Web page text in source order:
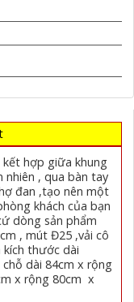
hợp giữa khung
, qua bàn tay
đan ,tạo nên một
khách của bạn
dòng sản phẩm
, mút Đ25 ,vải cô
kích thước dài
dài 84cm x rộng
x rộng 80cm x